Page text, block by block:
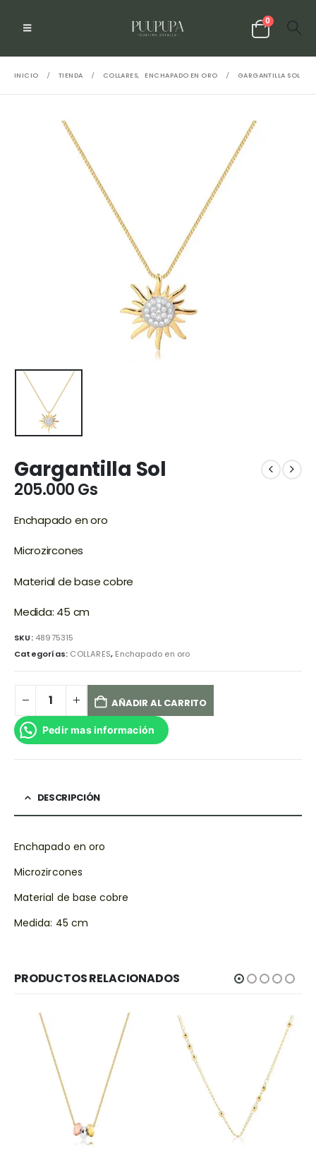
0
INICIO TIENDA COLLARES, ENCHAPADO EN ORO GARGANTILLA SOL
Gargantilla Sol
205.000Gs
Enchapado en oro
Microzircones
Material de base cobre
Medida: 45 cm
SKU: 48975315
Categorías: COLLARES, Enchapado en oro
AÑADIR AL CARRITO
Pedir mas información
DESCRIPCIÓN
Enchapado en oro
Microzircones
Material de base cobre
Medida: 45 cm
PRODUCTOS RELACIONADOS